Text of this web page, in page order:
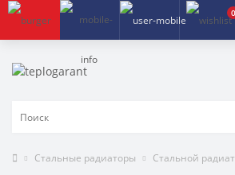
0
Стальные радиаторы Стальной